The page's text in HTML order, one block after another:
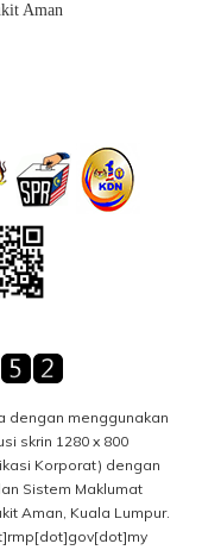
Aman
dengan menggunakan
skrin 1280 x 800
Korporat) dengan
Sistem Maklumat
Aman, Kuala Lumpur.